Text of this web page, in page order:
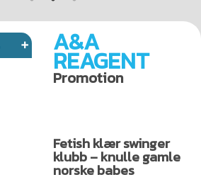
A&A
REAGENT
Promotion
Fetish klær swinger
klubb – knulle gamle
norske babes